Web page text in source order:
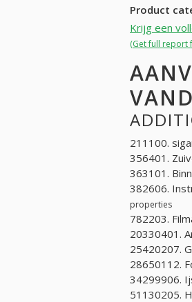
Product
Krijg een
(Get full report
211100.
356401.
363101.
382606.
properties
782203.
20330401.
25420207.
28650112.
34299906.
51130205.